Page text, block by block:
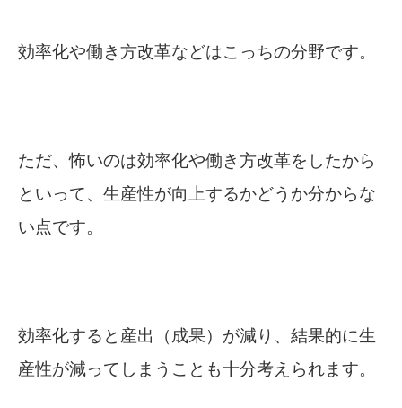
効率化や働き方改革などはこっちの分野です。
ただ、怖いのは効率化や働き方改革をしたから
といって、生産性が向上するかどうか分からな
い点です。
効率化すると産出（成果）が減り、結果的に生
産性が減ってしまうことも十分考えられます。